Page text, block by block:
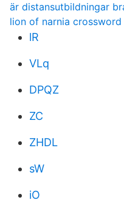
är distansutbildningar
lion of narnia crossword
lR
VLq
DPQZ
ZC
ZHDL
sW
iO